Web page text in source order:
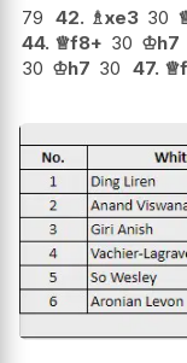
79 42. ♗xe3 30
44. ♕f8+ 30 ♔h7
30 ♔h7 30 47. ♕